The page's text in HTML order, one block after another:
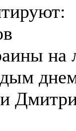
на